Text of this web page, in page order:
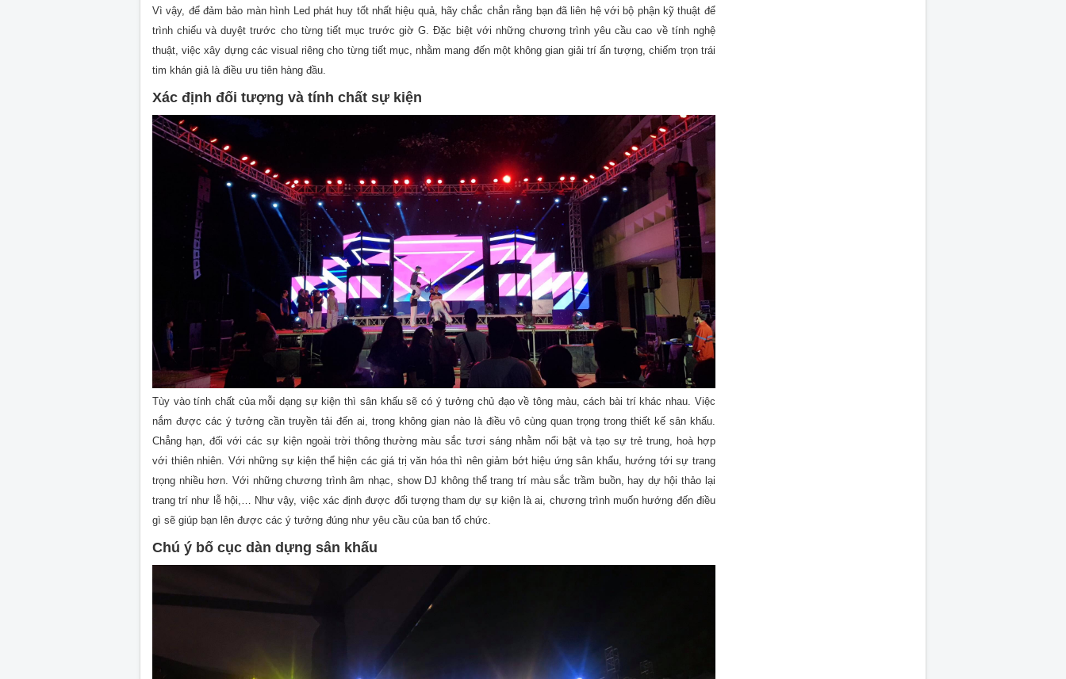
Vì vậy, để đảm bảo màn hình Led phát huy tốt nhất hiệu quả, hãy chắc chắn rằng bạn đã liên hệ với bộ phận kỹ thuật để
trình chiếu và duyệt trước cho từng tiết mục trước giờ G. Đặc biệt với những chương trình yêu cầu cao về tính nghệ
thuật, việc xây dựng các visual riêng cho từng tiết mục, nhằm mang đến một không gian giải trí ấn tượng, chiếm trọn trái
tim khán giả là điều ưu tiên hàng đầu.
Xác định đối tượng và tính chất sự kiện
Tùy vào tính chất của mỗi dạng sự kiện thì sân khấu sẽ có ý tưởng chủ đạo về tông màu, cách bài trí khác nhau. Việc
nắm được các ý tưởng cần truyền tải đến ai, trong không gian nào là điều vô cùng quan trọng trong thiết kế sân khấu.
Chẳng hạn, đối với các sự kiện ngoài trời thông thường màu sắc tươi sáng nhằm nổi bật và tạo sự trẻ trung, hoà hợp
với thiên nhiên. Với những sự kiện thể hiện các giá trị văn hóa thì nên giảm bớt hiệu ứng sân khấu, hướng tới sự trang
trọng nhiều hơn. Với những chương trình âm nhạc, show DJ không thể trang trí màu sắc trầm buồn, hay dự hội thảo lại
trang trí như lễ hội,… Như vậy, việc xác định được đối tượng tham dự sự kiện là ai, chương trình muốn hướng đến điều
gì sẽ giúp bạn lên được các ý tưởng đúng như yêu cầu của ban tổ chức.
Chú ý bố cục dàn dựng sân khấu